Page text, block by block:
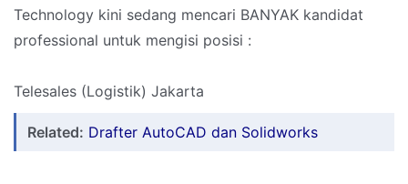
Technology kini sedang mencari BANYAK kandidat
professional untuk mengisi posisi :
Telesales (Logistik) Jakarta
Related: Drafter AutoCAD dan Solidworks